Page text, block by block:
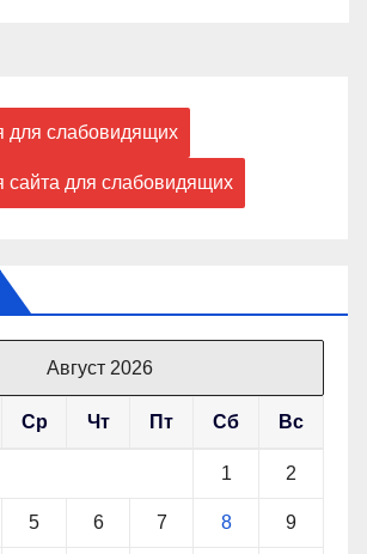
для слабовидящих
сайта для слабовидящих
Август 2026
Ср Чт Пт Сб Вс
1 2
5 6 7 8 9